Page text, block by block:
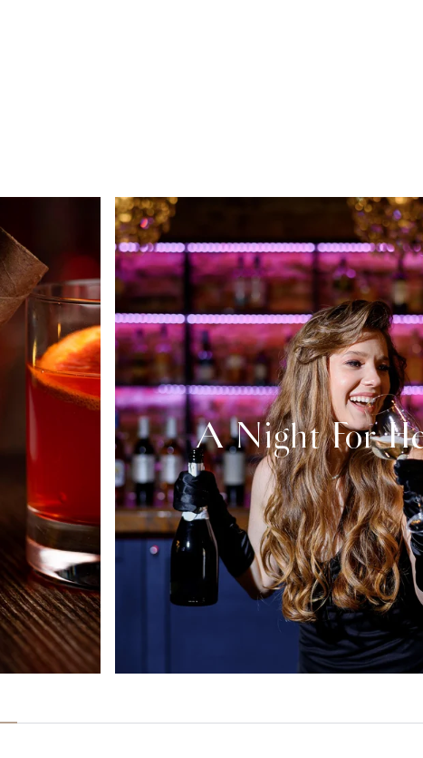
A Night For